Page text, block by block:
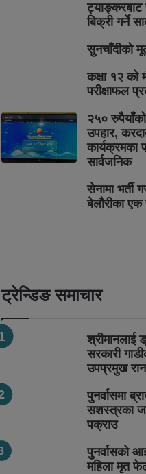
ट्याङ्करबाट
बिक्री गर्ने
सुनचाँदीको
कक्षा १२ को
परीक्षाफल
२५०
उपहार,
कार्यक्रमका
सार्वजनिक
सेनामा भर्ती
बेलौरीका
ट्रेन्डिङ समाचार
श्रीमानलाई
सरकारी
उपप्रमुख
पुनर्वासमा
सशस्त्रका
पक्राउ
पुनर्वासको
महिला मृत